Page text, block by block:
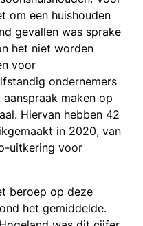
om een huishouden
gevallen was sprake
het niet worden
voor
ondernemers
maken op
Hiervan hebben 42
in 2020, van
uitkering voor
beroep op deze
het gemiddelde.